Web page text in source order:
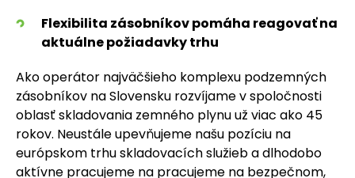
Flexibilita zásobníkov pomáha reagovať na
aktuálne požiadavky trhu
Ako operátor najväčšieho komplexu podzemných
zásobníkov na Slovensku rozvíjame v spoločnosti
oblasť skladovania zemného plynu už viac ako 45
rokov. Neustále upevňujeme našu pozíciu na
európskom trhu skladovacích služieb a dlhodobo
aktívne pracujeme na pracujeme na bezpečnom,